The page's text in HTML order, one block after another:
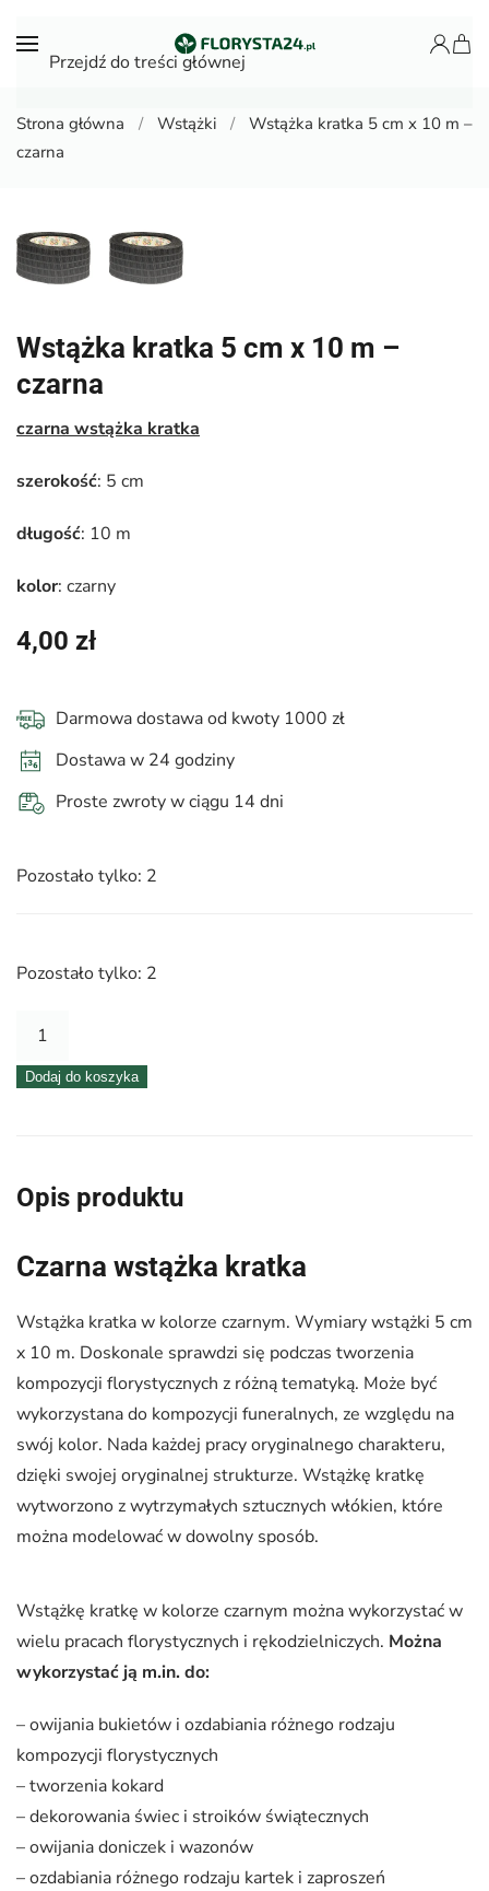
Przejdź do treści głównej
Strona główna Wstążki
Wstążka kratka 5 cm x 10 m –
czarna
Wstążka kratka 5 cm x 10 m –
czarna
czarna wstążka kratka
szerokość: 5 cm
długość: 10 m
kolor: czarny
4,00 zł
Darmowa dostawa od kwoty 1000 zł
Dostawa w 24 godziny
Proste zwroty w ciągu 14 dni
Pozostało tylko: 2
Pozostało tylko: 2
ilość
kratka
10
–
Dodaj do koszyka
Opis produktu
Czarna wstążka kratka
Wstążka kratka w kolorze czarnym. Wymiary wstążki 5 cm
x 10 m. Doskonale sprawdzi się podczas tworzenia
kompozycji florystycznych z różną tematyką. Może być
wykorzystana do kompozycji funeralnych, ze względu na
swój kolor. Nada każdej pracy oryginalnego charakteru,
dzięki swojej oryginalnej strukturze. Wstążkę kratkę
wytworzono z wytrzymałych sztucznych włókien, które
można modelować w dowolny sposób.
Wstążkę kratkę w kolorze czarnym można wykorzystać w
wielu pracach florystycznych i rękodzielniczych. Można
wykorzystać ją m.in. do:
– owijania bukietów i ozdabiania różnego rodzaju
kompozycji florystycznych
– tworzenia kokard
– dekorowania świec i stroików świątecznych
– owijania doniczek i wazonów
– ozdabiania różnego rodzaju kartek i zaproszeń